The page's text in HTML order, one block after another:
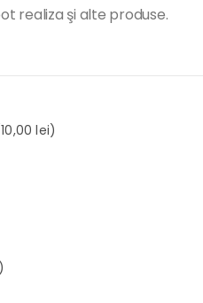
realiza şi alte produse.
lei)